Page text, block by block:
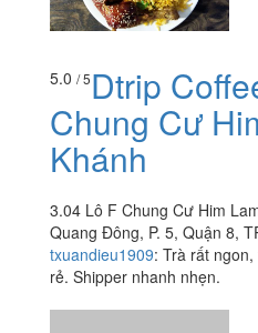
5.0 / 5Dtrip
Chung Cư
Khánh
3.04 Lô F Chung Cư Him
Quang Đông, P. 5, Quận 8,
txuandieu1909: Trà rất
rẻ. Shipper nhanh nhẹn.